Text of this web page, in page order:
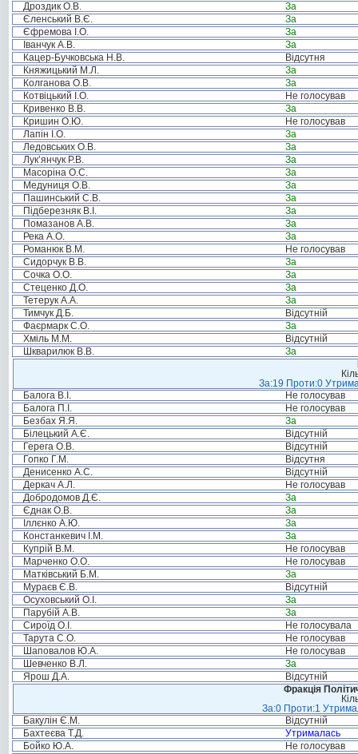
Дроздик О.В.
За
Єленський В.Є.
За
Єфремова І.О.
За
Іванчук А.В.
За
Кацер-Бучковська Н.В.
Відсутня
Княжицький М.Л.
За
Колганова О.В.
За
Котвіцький І.О.
Не голосував
Кривенко В.В.
За
Кришин О.Ю.
Не голосував
Лапін І.О.
За
Ледовських О.В.
За
Лук’янчук Р.В.
За
Масоріна О.С.
За
Медуниця О.В.
За
Пашинський С.В.
За
Підберезняк В.І.
За
Помазанов А.В.
За
Река А.О.
За
Романюк В.М.
Не голосував
Сидорчук В.В.
За
Сочка О.О.
За
Стеценко Д.О.
За
Тетерук А.А.
За
Тимчук Д.Б.
Відсутній
Фаєрмарк С.О.
За
Хміль М.М.
Відсутній
Шкварилюк В.В.
За
За:19 Проти:0
Балога В.І.
Не голосував
Балога П.І.
Не голосував
Безбах Я.Я.
За
Білецький А.Є.
Відсутній
Герега О.В.
Відсутній
Гопко Г.М.
Відсутня
Денисенко А.С.
Відсутній
Деркач А.Л.
Не голосував
Добродомов Д.Є.
За
Єднак О.В.
За
Іллєнко А.Ю.
За
Констанкевич І.М.
За
Купрій В.М.
Не голосував
Марченко О.О.
Не голосував
Матківський Б.М.
За
Мураєв Є.В.
Відсутній
Осуховський О.І.
За
Парубій А.В.
За
Сироїд О.І.
Не голосувала
Тарута С.О.
Не голосував
Шаповалов Ю.А.
Не голосував
Шевченко В.Л.
За
Ярош Д.А.
Відсутній
Фракція
За:0 Проти:1
Бакулін Є.М.
Відсутній
Бахтеєва Т.Д.
Утрималась
Бойко Ю.А.
Не голосував